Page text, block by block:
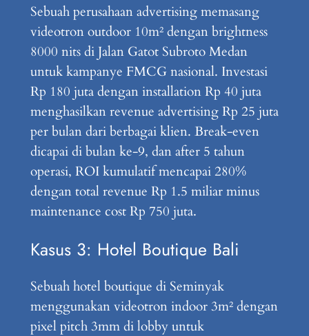
Sebuah perusahaan advertising memasang
videotron outdoor 10m² dengan brightness
8000 nits di Jalan Gatot Subroto Medan
untuk kampanye FMCG nasional. Investasi
Rp 180 juta dengan installation Rp 40 juta
menghasilkan revenue advertising Rp 25 juta
per bulan dari berbagai klien. Break-even
dicapai di bulan ke-9, dan after 5 tahun
operasi, ROI kumulatif mencapai 280%
dengan total revenue Rp 1.5 miliar minus
maintenance cost Rp 750 juta.
Kasus 3: Hotel Boutique Bali
Sebuah hotel boutique di Seminyak
menggunakan videotron indoor 3m² dengan
pixel pitch 3mm di lobby untuk